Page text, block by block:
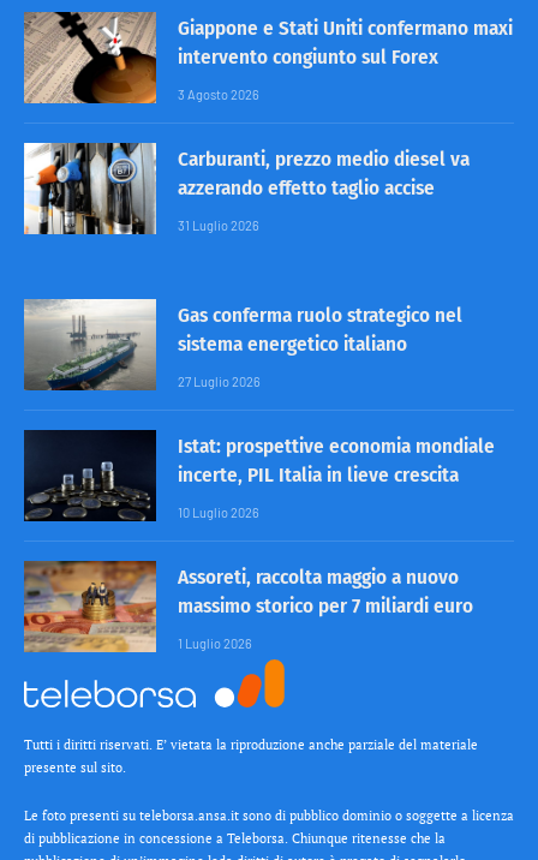
Giappone e Stati Uniti confermano maxi
intervento congiunto sul Forex
3 Agosto 2026
Carburanti, prezzo medio diesel va
azzerando effetto taglio accise
31 Luglio 2026
Gas conferma ruolo strategico nel
sistema energetico italiano
27 Luglio 2026
Istat: prospettive economia mondiale
incerte, PIL Italia in lieve crescita
10 Luglio 2026
Assoreti, raccolta maggio a nuovo
massimo storico per 7 miliardi euro
1 Luglio 2026
Tutti i diritti riservati. E’ vietata la riproduzione anche parziale del materiale
presente sul sito.
Le foto presenti su teleborsa.ansa.it sono di pubblico dominio o soggette a licenza
di pubblicazione in concessione a Teleborsa. Chiunque ritenesse che la